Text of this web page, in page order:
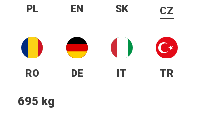
PL EN SK CZ
RO DE IT TR
695 kg